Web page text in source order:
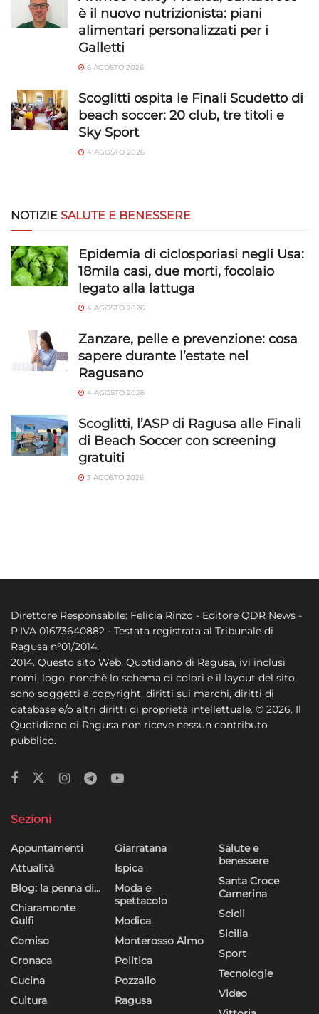
è il nuovo nutrizionista: piani
alimentari personalizzati per i
Galletti
6 AGOSTO 2026
Scoglitti ospita le Finali Scudetto di
beach soccer: 20 club, tre titoli e
Sky Sport
4 AGOSTO 2026
NOTIZIE SALUTE E BENESSERE
Epidemia di ciclosporiasi negli Usa:
18mila casi, due morti, focolaio
legato alla lattuga
4 AGOSTO 2026
Zanzare, pelle e prevenzione: cosa
sapere durante l’estate nel
Ragusano
4 AGOSTO 2026
Scoglitti, l’ASP di Ragusa alle Finali
di Beach Soccer con screening
gratuiti
3 AGOSTO 2026
Direttore Responsabile: Felicia Rinzo - Editore QDR News -
P.IVA 01673640882 - Testata registrata al Tribunale di
Ragusa n°01/2014.
2014. Questo sito Web, Quotidiano di Ragusa, ivi inclusi
nomi, logo, nonchè lo schema di colori e il layout del sito,
sono soggetti a copyright, diritti sui marchi, diritti di
database e/o altri diritti di proprietà intellettuale. © 2026. Il
Quotidiano di Ragusa non riceve nessun contributo
pubblico.
Sezioni
Appuntamenti
Attualità
Blog: la penna di…
Chiaramonte
Gulfi
Comiso
Cronaca
Cucina
Cultura
Giarratana
Ispica
Moda e
spettacolo
Modica
Monterosso Almo
Politica
Pozzallo
Ragusa
Salute e
benessere
Santa Croce
Camerina
Scicli
Sicilia
Sport
Tecnologie
Video